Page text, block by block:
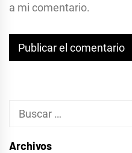
a mi comentario.
Buscar:
Archivos